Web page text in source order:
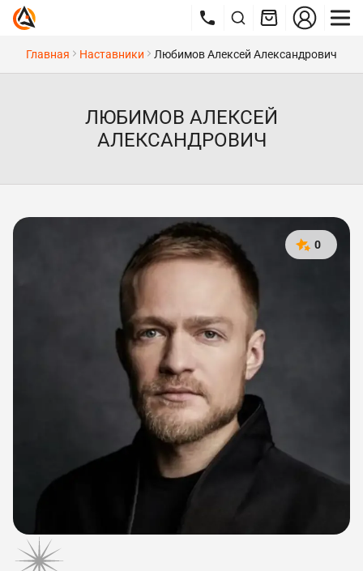
Главная Наставники Любимов Алексей Александрович
ЛЮБИМОВ АЛЕКСЕЙ
АЛЕКСАНДРОВИЧ
0